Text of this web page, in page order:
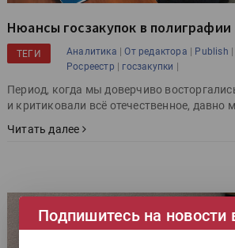
Нюансы госзакупок в полиграфии
ТЕГИ Аналитика |От редактора | Publish |
Росреестр | госзакупки |
Период, когда мы доверчиво
и критиковали всё отечественное, давно
Читать далее
Подпишитесь на